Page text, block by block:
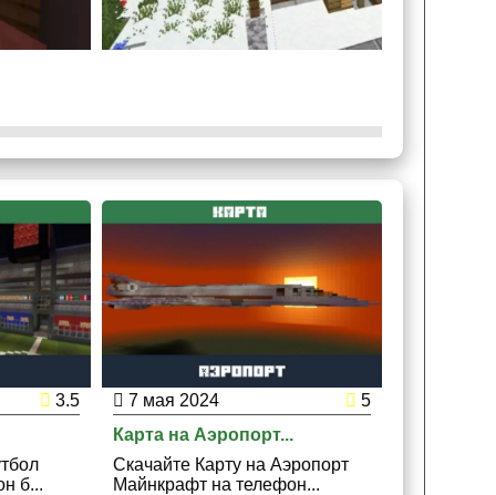
каждый из которых имеет особенный
мест тщательно отполировано до
и фантастическим.
для Minecraft PE.
период.
3.5
б...
7 мая 2024
5
Карта на Аэропорт...
Скачайте Карту на Аэропорт
Майнкрафт на телефон...